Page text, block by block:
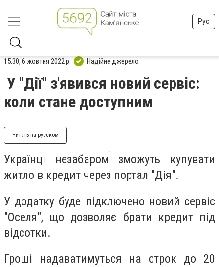
Рус
15:30, 6 жовтня 2022 р. Надійне джерело
У "Дії" з'явився новий сервіс:
коли стане доступним
Читать на русском
Українці незабаром зможуть купувати
житло в кредит через портал "Дія".
У додатку буде підключено новий сервіс
"Оселя", що дозволяє брати кредит під
відсотки.
Гроші надаватимуться на строк до 20